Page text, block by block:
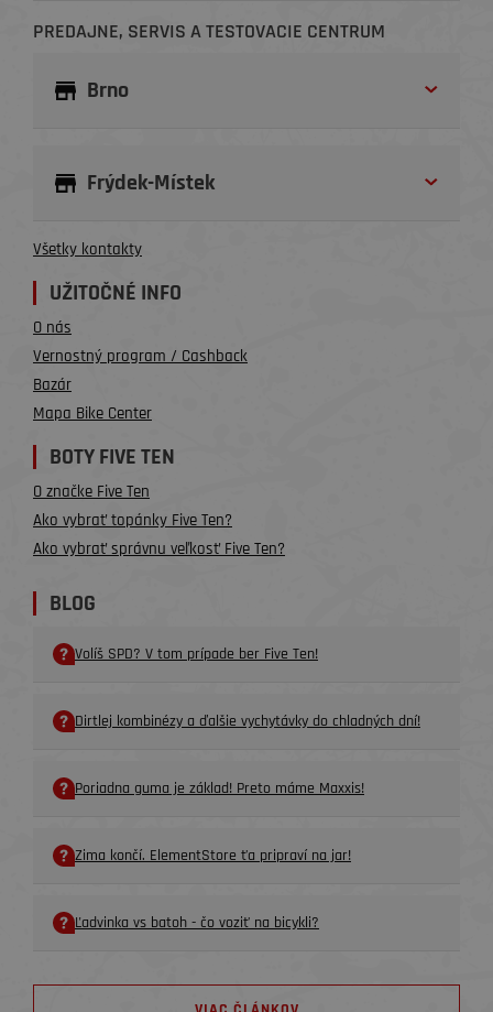
PREDAJNE, SERVIS A TESTOVACIE CENTRUM
Brno
Frýdek-Místek
Všetky kontakty
UŽITOČNÉ INFO
O nás
Vernostný program / Cashback
Bazár
Mapa Bike Center
BOTY FIVE TEN
O značke Five Ten
Ako vybrať topánky Five Ten?
Ako vybrať správnu veľkosť Five Ten?
BLOG
Volíš SPD? V tom prípade ber Five Ten!
Dirtlej kombinézy a ďalšie vychytávky do chladných dní!
Poriadna guma je základ! Preto máme Maxxis!
Zima končí. ElementStore ťa pripraví na jar!
Ľadvinka vs batoh - čo voziť na bicykli?